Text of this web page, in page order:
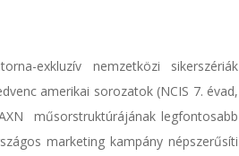
exkluzív nemzetközi sikerszériák
amerikai sorozatok (NCIS 7. évad,
műsorstruktúrájának legfontosabb
marketing kampány népszerűsíti